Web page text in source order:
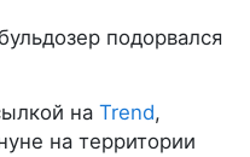
подорвался
на Trend,
на территории